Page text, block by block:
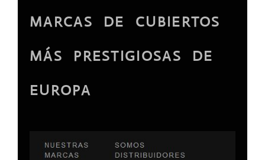
MARCAS DE CUBIERTOS
MÁS PRESTIGIOSAS DE
EUROPA